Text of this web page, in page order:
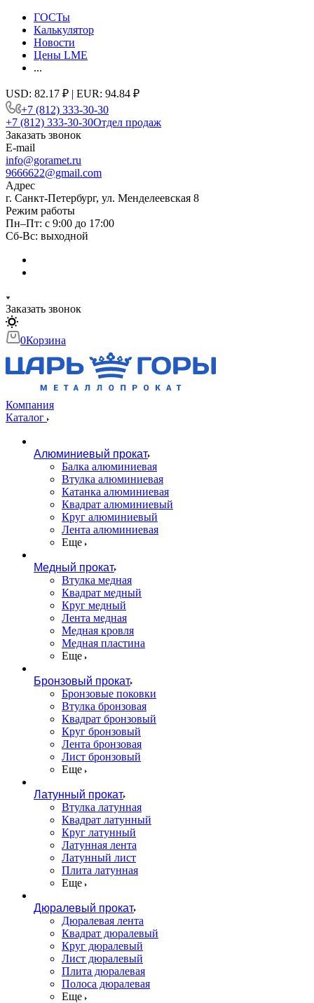
ГОСТы
Калькулятор
Новости
Цены LME
...
USD: 82.17 ₽ | EUR: 94.84 ₽
+7 (812) 333-30-30
+7 (812) 333-30-30Отдел продаж
Заказать звонок
E-mail
info@goramet.ru
9666622@gmail.com
Адрес
г. Санкт-Петербург, ул. Менделеевская 8
Режим работы
Пн–Пт: с 9:00 до 17:00
Сб-Вс: выходной
Заказать звонок
0Корзина
Компания
Каталог
Алюминиевый прокат
Балка алюминиевая
Втулка алюминиевая
Катанка алюминиевая
Квадрат алюминиевый
Круг алюминиевый
Лента алюминиевая
Еще
Медный прокат
Втулка медная
Квадрат медный
Круг медный
Лента медная
Медная кровля
Медная пластина
Еще
Бронзовый прокат
Бронзовые поковки
Втулка бронзовая
Квадрат бронзовый
Круг бронзовый
Лента бронзовая
Лист бронзовый
Еще
Латунный прокат
Втулка латунная
Квадрат латунный
Круг латунный
Латунная лента
Латунный лист
Плита латунная
Еще
Дюралевый прокат
Дюралевая лента
Квадрат дюралевый
Круг дюралевый
Лист дюралевый
Плита дюралевая
Полоса дюралевая
Еще